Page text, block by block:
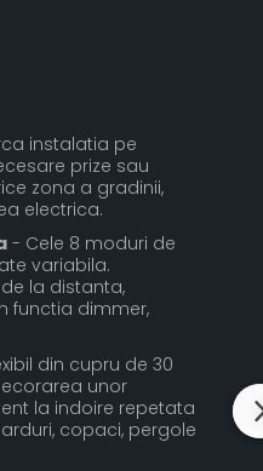
instalatia pe
prize sau
zona a gradinii,
electrica.
- Cele 8 moduri de
variabila.
la distanta,
functia dimmer,
din cupru de 30
unor
la indoire repetata
copaci, pergole